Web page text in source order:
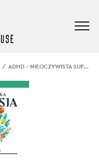
ADHD – NIEOCZYWISTA SUPERMOC